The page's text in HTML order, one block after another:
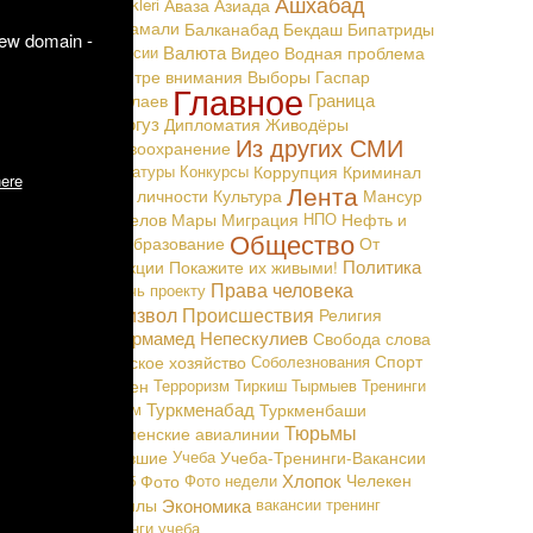
тут
об
в
то ли
по
15
и
мол,
Байрамали Балканабад Бекдаш Бипатриды
Вакансии Валюта Видео Водная проблема
В центре внимания Выборы Гаспар
Маталаев Главное Граница
Дашогуз Дипломатия Живодёры
Здравоохранение Из других СМИ
Карикатуры Конкурсы Коррупция Криминал
Культ личности Культура Лента Мансур
Мингелов Мары Миграция НПО Нефть и
Образование Общество От
редакции Покажите их живыми! Политика
Помочь проекту Права человека
Произвол Происшествия Религия
Сапармамед Непескулиев Свобода слова
Сельское хозяйство Соболезнования Спорт
Теджен Терроризм Тиркиш Тырмыев Тренинги
Туризм Туркменабад Туркменбаши
Туркменские авиалинии Тюрьмы
Уехавшие Учеба Учеба-Тренинги-Вакансии
Фараб Фото Фото недели Хлопок Челекен
Чоганлы Экономика вакансии тренинг
тренинги учеба
domain -